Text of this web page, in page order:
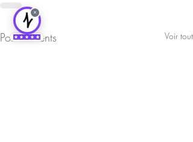
Posts récents Voir tout
×